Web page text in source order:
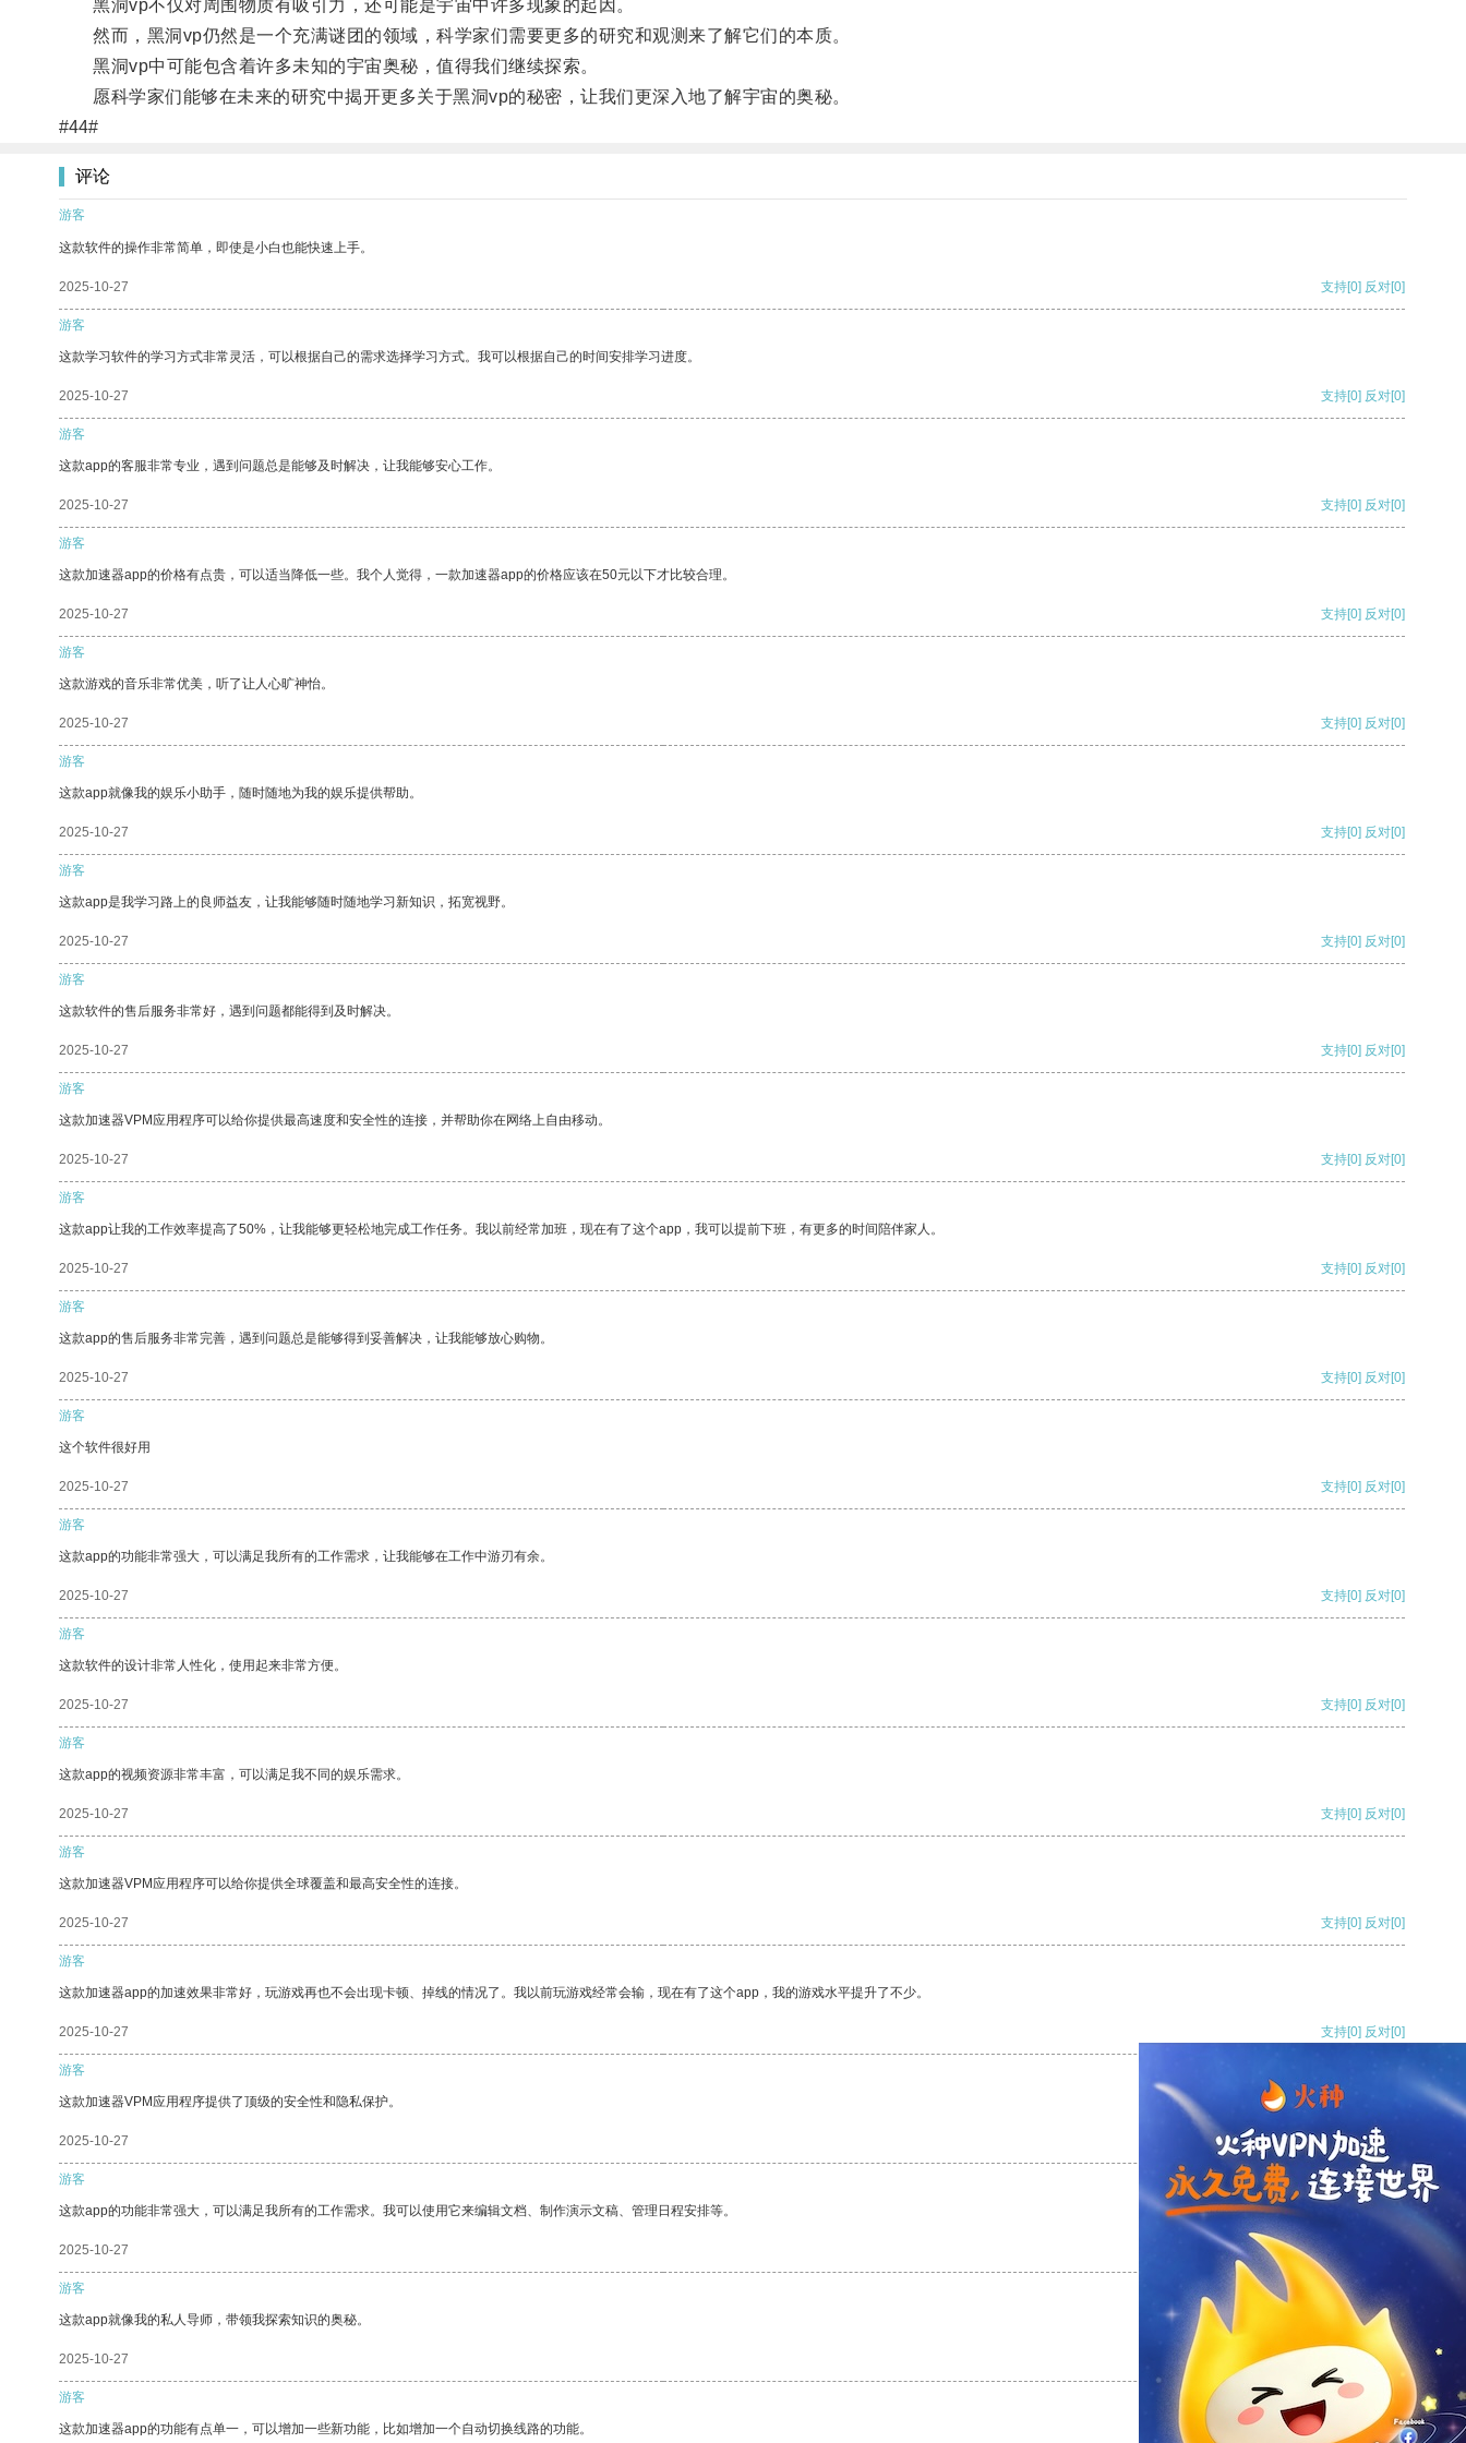
黑洞vp不仅对周围物质有吸引力，还可能是宇宙中许多现象的起因。
然而，黑洞vp仍然是一个充满谜团的领域，科学家们需要更多的研究和观测来了解它们的本质。
黑洞vp中可能包含着许多未知的宇宙奥秘，值得我们继续探索。
愿科学家们能够在未来的研究中揭开更多关于黑洞vp的秘密，让我们更深入地了解宇宙的奥秘。
#44#
评论
游客
这款软件的操作非常简单，即使是小白也能快速上手。
2025-10-27 支持[0] 反对[0]
游客
这款学习软件的学习方式非常灵活，可以根据自己的需求选择学习方式。我可以根据自己的时间安排学习进度。
2025-10-27 支持[0] 反对[0]
游客
这款app的客服非常专业，遇到问题总是能够及时解决，让我能够安心工作。
2025-10-27 支持[0] 反对[0]
游客
这款加速器app的价格有点贵，可以适当降低一些。我个人觉得，一款加速器app的价格应该在50元以下才比较合理。
2025-10-27 支持[0] 反对[0]
游客
这款游戏的音乐非常优美，听了让人心旷神怡。
2025-10-27 支持[0] 反对[0]
游客
这款app就像我的娱乐小助手，随时随地为我的娱乐提供帮助。
2025-10-27 支持[0] 反对[0]
游客
这款app是我学习路上的良师益友，让我能够随时随地学习新知识，拓宽视野。
2025-10-27 支持[0] 反对[0]
游客
这款软件的售后服务非常好，遇到问题都能得到及时解决。
2025-10-27 支持[0] 反对[0]
游客
这款加速器VPM应用程序可以给你提供最高速度和安全性的连接，并帮助你在网络上自由移动。
2025-10-27 支持[0] 反对[0]
游客
这款app让我的工作效率提高了50%，让我能够更轻松地完成工作任务。我以前经常加班，现在有了这个app，我可以提前下班，有更多的时间陪伴家人。
2025-10-27 支持[0] 反对[0]
游客
这款app的售后服务非常完善，遇到问题总是能够得到妥善解决，让我能够放心购物。
2025-10-27 支持[0] 反对[0]
游客
这个软件很好用
2025-10-27 支持[0] 反对[0]
游客
这款app的功能非常强大，可以满足我所有的工作需求，让我能够在工作中游刃有余。
2025-10-27 支持[0] 反对[0]
游客
这款软件的设计非常人性化，使用起来非常方便。
2025-10-27 支持[0] 反对[0]
游客
这款app的视频资源非常丰富，可以满足我不同的娱乐需求。
2025-10-27 支持[0] 反对[0]
游客
这款加速器VPM应用程序可以给你提供全球覆盖和最高安全性的连接。
2025-10-27 支持[0] 反对[0]
游客
这款加速器app的加速效果非常好，玩游戏再也不会出现卡顿、掉线的情况了。我以前玩游戏经常会输，现在有了这个app，我的游戏水平提升了不少。
2025-10-27 支持[0] 反对[0]
游客
这款加速器VPM应用程序提供了顶级的安全性和隐私保护。
2025-10-27 支持[0] 反对
游客
这款app的功能非常强大，可以满足我所有的工作需求。我可以使用它来编辑文档、制作演示文稿、管理日程安排等。
2025-10-27 支持
游客
这款app就像我的私人导师，带领我探索知识的奥秘。
2025-10-27 反对 [0]
游客
这款加速器app的功能有点单一，可以增加一些新功能，比如增加一个自动切换线路的功能。